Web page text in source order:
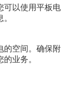
可以使用平板电
的空间。确保附
业务。